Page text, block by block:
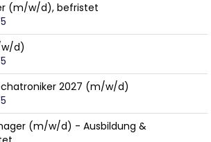
(m/w/d), befristet
d)
2027 (m/w/d)
(m/w/d) - Ausbildung &